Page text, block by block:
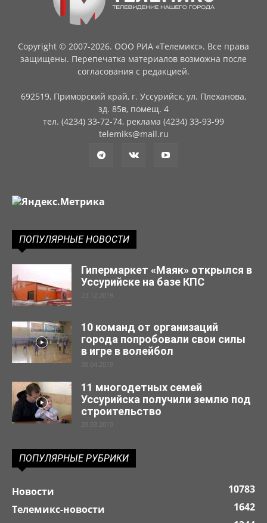
Copyright © 2007-2026. ООО РИА «Телемикс». Все права
защищены. Перепечатка материалов возможна после
согласования с редакцией.
692519, Приморский край, г. Уссурийск, ул. Плеханова,
зд. 85в, помещ. 4
тел. (4234) 33-72-74, реклама (4234) 33-93-99
telemiks@mail.ru
ПОПУЛЯРНЫЕ НОВОСТИ
Гипермаркет «Маяк» открылся в
Уссурийске на базе КПС
23.12.2019
10 команд от организаций
города попробовали свои силы
в игре в волейбол
30.04.2019
11 многодетных семей
Уссурийска получили землю под
строительство
29.03.2019
ПОПУЛЯРНЫЕ РУБРИКИ
Новости
10783
Телемикс-новости
1642